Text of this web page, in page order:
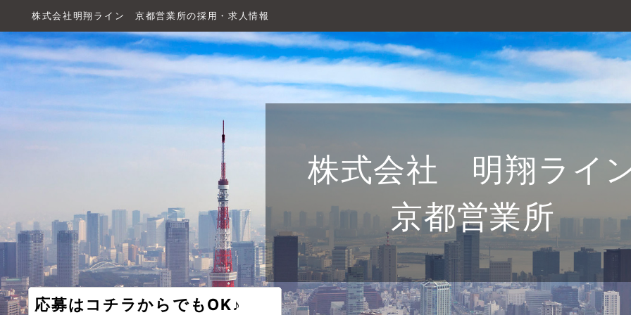
株式会社明翔ライン 京都営業所の採用・求人情報
株式会社 明翔ライ
京都営業所
応募はコチラからでもOK♪